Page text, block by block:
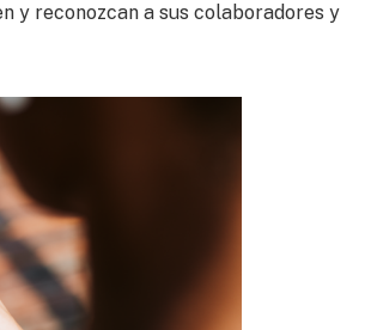
y reconozcan a sus colaboradores y